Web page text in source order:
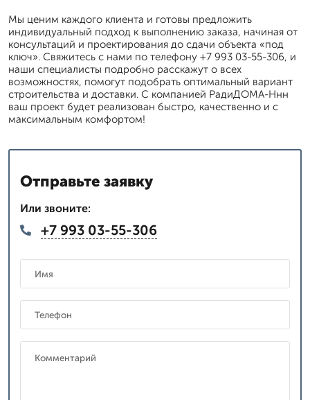
Мы ценим каждого клиента и готовы предложить
индивидуальный подход к выполнению заказа, начиная от
консультаций и проектирования до сдачи объекта «под
ключ». Свяжитесь с нами по телефону +7 993 03-55-306, и
наши специалисты подробно расскажут о всех
возможностях, помогут подобрать оптимальный вариант
строительства и доставки. С компанией РадиДОМА-Ннн
ваш проект будет реализован быстро, качественно и с
максимальным комфортом!
Отправьте заявку
Или звоните:
+7 993 03-55-306